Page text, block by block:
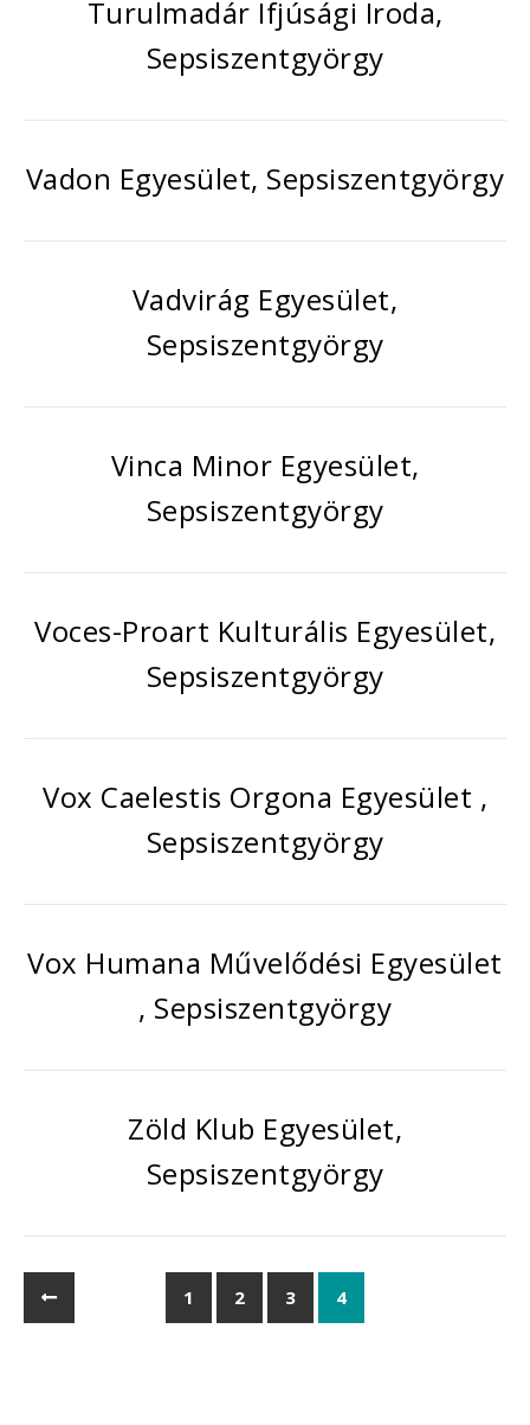
Turulmadár Ifjúsági Iroda,
Sepsiszentgyörgy
Vadon Egyesület, Sepsiszentgyörgy
Vadvirág Egyesület,
Sepsiszentgyörgy
Vinca Minor Egyesület,
Sepsiszentgyörgy
Voces-Proart Kulturális Egyesület,
Sepsiszentgyörgy
Vox Caelestis Orgona Egyesület ,
Sepsiszentgyörgy
Vox Humana Művelődési Egyesület
, Sepsiszentgyörgy
Zöld Klub Egyesület,
Sepsiszentgyörgy
1 2 3 4